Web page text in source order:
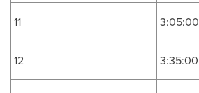
11 3:05:00
12 3:35:00